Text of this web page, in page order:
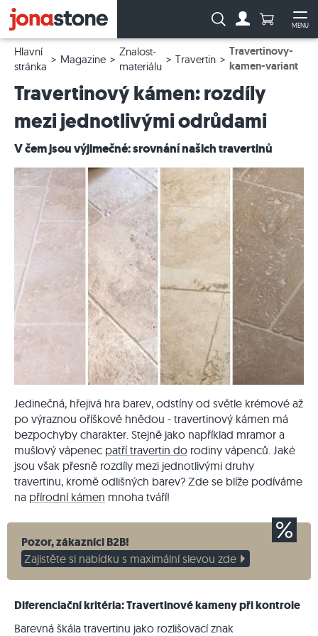
MENU
Vyhledávání:Počet
Hlavní
stránka
Magazine
Znalost-
materiálu
Travertin
Travertinovy-
kamen-variant
Travertinový kámen: rozdíly
mezi jednotlivými odrůdami
V čem jsou výjimečné: srovnání našich travertinů
Jedinečná, hřejivá hra barev, odstíny od světle krémové až
po výraznou oříškově hnědou - travertinový kámen má
bezpochyby charakter. Stejně jako například mramor a
mušlový vápenec patří travertin do rodiny vápenců. Jaké
jsou však přesně rozdíly mezi jednotlivými druhy
travertinu, kromě odlišných barev? Zde se blíže podíváme
na přírodní kámen mnoha tváří!
Pozor, zákazníci B2B!
Zajistěte si nabídku s maximální slevou zde
Diferenciační kritéria: Travertinové kameny při kontrole
Barevná škála travertinu jako rozlišovací znak